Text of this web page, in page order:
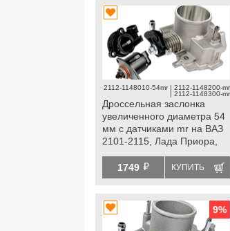
2112-1148010-54mr | 2112-1148200-mr
| 2112-1148300-mr
Дроссельная заслонка
увеличенного диаметра 54
мм с датчиками mr на ВАЗ
2101-2115, Лада Приора,
Калина, Гранта
1749 й КУПИТЬ
9%